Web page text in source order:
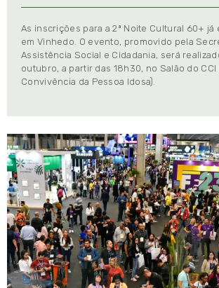
As inscrições para a 2ª Noite Cultural 60+ já
em Vinhedo. O evento, promovido pela
Assistência Social e Cidadania, será
outubro, a partir das 18h30, no Salão do
Convivência da Pessoa Idosa).